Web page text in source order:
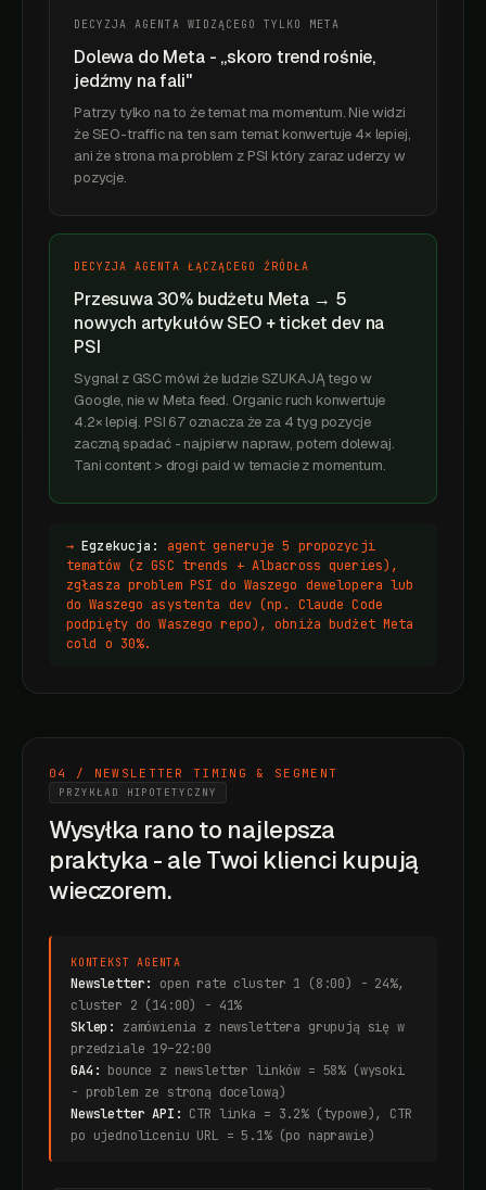
DECYZJA AGENTA WIDZĄCEGO TYLKO META
Dolewa do Meta - „skoro trend rośnie,
jedźmy na fali"
Patrzy tylko na to że temat ma momentum. Nie widzi
że SEO-traffic na ten sam temat konwertuje 4× lepiej,
ani że strona ma problem z PSI który zaraz uderzy w
pozycje.
DECYZJA AGENTA ŁĄCZĄCEGO ŹRÓDŁA
Przesuwa 30% budżetu Meta → 5
nowych artykułów SEO + ticket dev na
PSI
Sygnał z GSC mówi że ludzie SZUKAJĄ tego w
Google, nie w Meta feed. Organic ruch konwertuje
4.2× lepiej. PSI 67 oznacza że za 4 tyg pozycje
zaczną spadać - najpierw napraw, potem dolewaj.
Tani content > drogi paid w temacie z momentum.
→Egzekucja:
agent generuje 5 propozycji
tematów (z GSC trends + Albacross queries),
zgłasza problem PSI do Waszego dewelopera lub
do Waszego asystenta dev (np. Claude Code
podpięty do Waszego repo), obniża budżet Meta
cold o 30%.
04 / NEWSLETTER TIMING & SEGMENT
PRZYKŁAD HIPOTETYCZNY
Wysyłka rano to najlepsza
praktyka - ale Twoi klienci kupują
wieczorem.
KONTEKST AGENTA
Newsletter:
open rate cluster 1 (8:00) - 24%,
cluster 2 (14:00) - 41%
Sklep:
zamówienia z newslettera grupują się w
przedziale 19–22:00
GA4: bounce z newsletter linków = 58% (wysoki
- problem ze stroną docelową)
Newsletter API: CTR linka = 3.2% (typowe), CTR
po ujednoliceniu URL = 5.1% (po naprawie)